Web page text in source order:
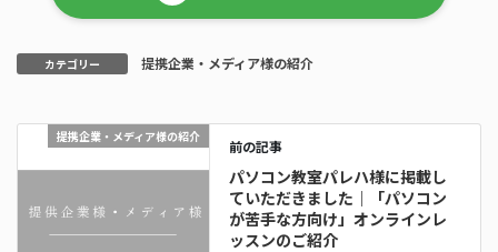
カテゴリー 提携企業・メディア様の紹介
提携企業・メディア様の紹介
前の記事
パソコン教室パレハ様に掲載し
ていただきました｜「パソコン
が苦手な方向け」オンラインレ
ッスンのご紹介